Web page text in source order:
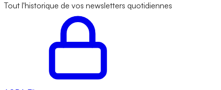
Tout l'historique de vos newsletters quotidiennes